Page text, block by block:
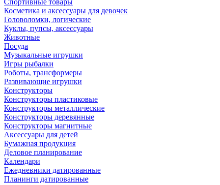
Спортивные товары
Косметика и аксессуары для девочек
Головоломки, логические
Куклы, пупсы, аксессуары
Животные
Посуда
Музыкальные игрушки
Игры рыбалки
Роботы, трансформеры
Развивающие игрушки
Конструкторы
Конструкторы пластиковые
Конструкторы металлические
Конструкторы деревянные
Конструкторы магнитные
Аксессуары для детей
Бумажная продукция
Деловое планирование
Календари
Ежедневники датированные
Планинги датированные